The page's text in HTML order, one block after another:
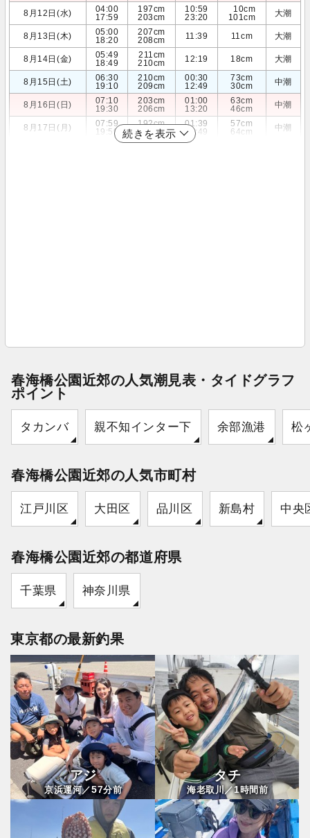
8月12日(水)
04:00
17:59
197cm
203cm
10:59
23:20
10cm
101cm
大潮
8月13日(木)
05:00
18:20
207cm
208cm
11:39 11cm 大潮
8月14日(金)
05:49
18:49
211cm
210cm
12:19 18cm 大潮
8月15日(土)
06:30
19:10
210cm
209cm
00:30
12:49
73cm
30cm
中潮
8月16日(日)
07:10
19:30
203cm
206cm
01:00
13:20
63cm
46cm
中潮
8月17日(月)
07:59
19:59
192cm
202cm
01:39
13:49
57cm
64cm
中潮
続きを表示
春海橋公園近郊の人気潮見表・タイドグラフ
ポイント
タカンバ 親不知インター下 余部漁港 松
春海橋公園近郊の人気市町村
江戸川区 大田区 品川区 新島村 中央
春海橋公園近郊の都道府県
千葉県 神奈川県
東京都の最新釣果
アジ
京浜運河／57分前
タチ
海老取川／1時間前